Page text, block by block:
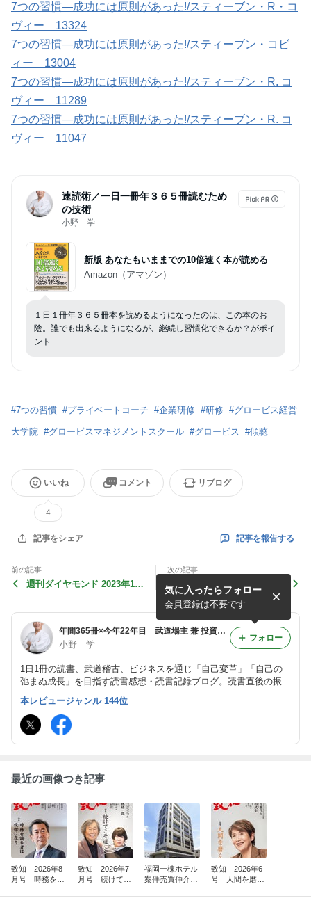
7つの習慣―成功には原則があった!/スティーブン・R・コ
ヴィー 13324
7つの習慣―成功には原則があった!/スティーブン・コビ
ィー 13004
7つの習慣―成功には原則があった!/スティーブン・R. コ
ヴィー 11289
7つの習慣―成功には原則があった!/スティーブン・R. コ
ヴィー 11047
速読術／一日一冊年３６５冊読むため
の技術
小野 学
新版 あなたもいままでの10倍速く本が読める
Amazon（アマゾン）
１日１冊年３６５冊本を読めるようになったのは、この本のお
陰。誰でも出来るようになるが、継続し習慣化できるか？がポイ
ント
#7つの習慣 #プライベートコーチ #企業研修 #研修 #グロービス経営
大学院 #グロービスマネジメントスクール #グロービス #傾聴
いいね
4
コメント リブログ
記事をシェア 記事を報告する
前の記事
週刊ダイヤモンド 2023年12/
次の記事
眠れなくなるほど面白い 図
解 孫子の兵法/島崎晋 2402
0
年間365冊×今年22年目 武道場主 兼 投資会社・コンサル会社 オーナー社長 兼 グロービス経営大学院准教授による読書日記
小野 学
1日1冊の読書、武道稽古、ビジネスを通じ「自己変革」「自己の
弛まぬ成長」を目指す読書感想・読書記録ブログ。読書直後の振り
返り・アウトプット前提のインプットを心がけつつ、将来の自分自
身の為の検索可能なデータベースとして活用。旧「分譲マンション
屋の読書日記」
気に入ったらフォロー
会員登録は不要です
フォロー
本レビュージャンル 144位
最近の画像つき記事
致知 2026年8
月号 時務を識
致知 2026年7
月号 続けてこ
福岡一棟ホテル
案件売買仲介完
致知 2026年6
号 人間を磨